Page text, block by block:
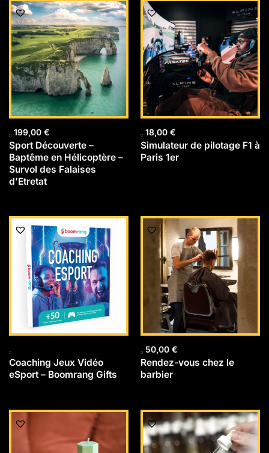
199,00 €
Sport Découverte –
Baptême en Hélicoptère –
Survol des Falaises
d’Etretat
18,00 €
Simulateur de pilotage F1 à
Paris 1er
Coaching Jeux Vidéo
eSport – Boomrang Gifts
50,00 €
Rendez-vous chez le
barbier